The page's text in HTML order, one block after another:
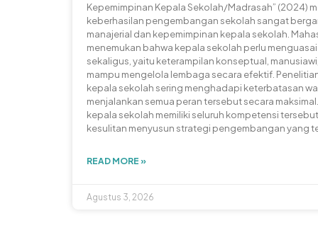
Kepemimpinan Kepala Sekolah/Madrasah” (2024)
keberhasilan pengembangan sekolah sangat
manajerial dan kepemimpinan kepala sekolah.
menemukan bahwa kepala sekolah perlu
sekaligus, yaitu keterampilan konseptual,
mampu mengelola lembaga secara efektif.
kepala sekolah sering menghadapi keterbatasan
menjalankan semua peran tersebut secara
kepala sekolah memiliki seluruh kompetensi
kesulitan menyusun strategi pengembangan yang
READ MORE »
Agustus 3, 2026